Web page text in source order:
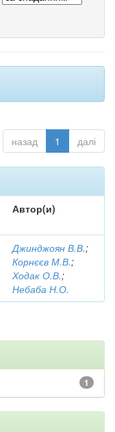
назад 1 далі
Автор(и)
Джинджоян В.В.;
Корнєєв М.В.;
Ходак О.В.;
Небаба Н.О.
1